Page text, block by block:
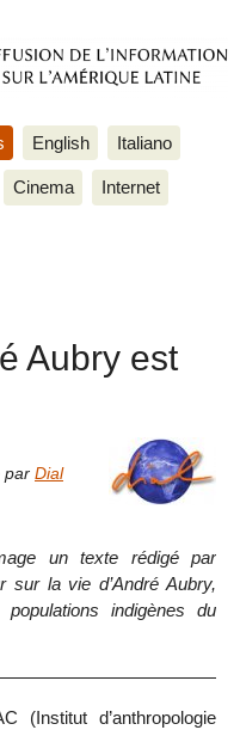
English Italiano
Cinema Internet
Aubry est
par Dial
un texte rédigé par
sur la vie d’André Aubry,
indigènes du
(Institut d’anthropologie